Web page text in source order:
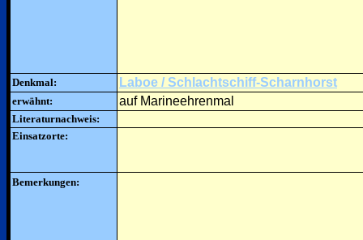
Denkmal: Laboe / Schlachtschiff-Scharnhorst
erwähnt: auf Marineehrenmal
Literaturnachweis:
Einsatzorte:
Bemerkungen: